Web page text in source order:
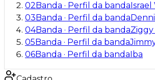
02 Banda · Perfil da banda
03 Banda · Perfil da banda
04Banda · Perfil da banda
05 Banda · Perfil da banda
06Banda · Perfil da banda Iba